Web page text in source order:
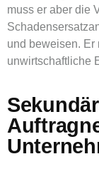
muss er aber die
und beweisen. Er
unwirtschaftliche